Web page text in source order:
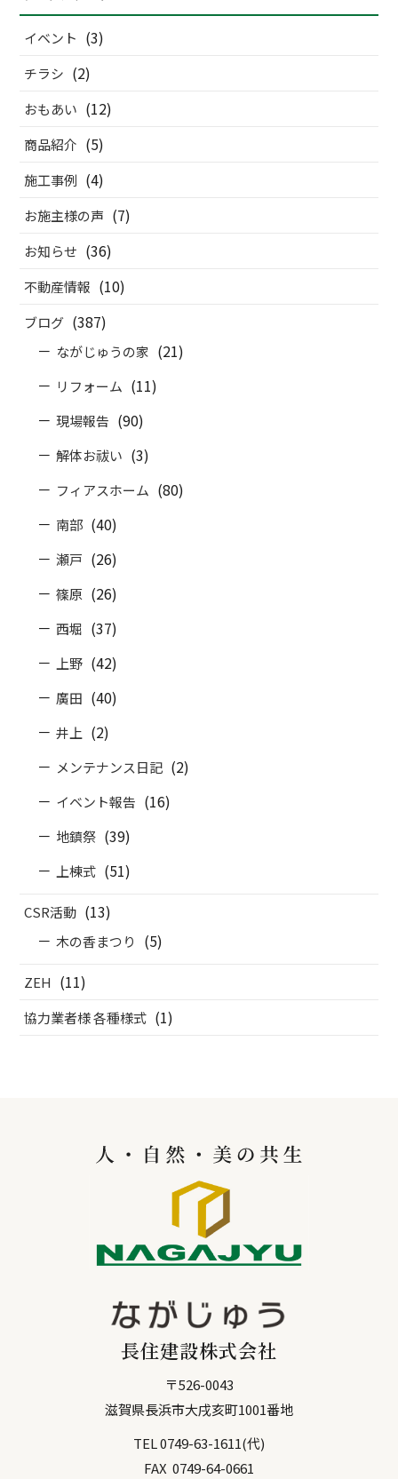
イベント (3)
チラシ (2)
おもあい (12)
商品紹介 (5)
施工事例 (4)
お施主様の声 (7)
お知らせ (36)
不動産情報 (10)
ブログ (387)
ながじゅうの家 (21)
リフォーム (11)
現場報告 (90)
解体お祓い (3)
フィアスホーム (80)
南部 (40)
瀬戸 (26)
篠原 (26)
西堀 (37)
上野 (42)
廣田 (40)
井上 (2)
メンテナンス日記 (2)
イベント報告 (16)
地鎮祭 (39)
上棟式 (51)
CSR活動 (13)
木の香まつり (5)
ZEH (11)
協力業者様 各種様式 (1)
長住建設株式会社
〒526-0043
滋賀県長浜市大戌亥町1001番地
TEL0749-63-1611(代)
FAX 0749-64-0661